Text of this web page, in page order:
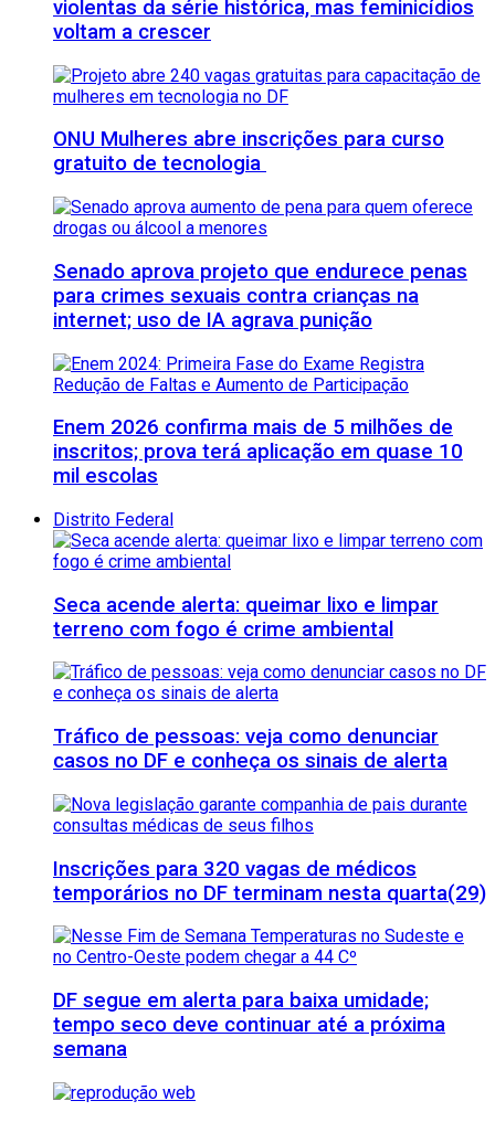
violentas da série histórica, mas feminicídios
voltam a crescer
ONU Mulheres abre inscrições para curso
gratuito de tecnologia
Senado aprova projeto que endurece penas
para crimes sexuais contra crianças na
internet; uso de IA agrava punição
Enem 2026 confirma mais de 5 milhões de
inscritos; prova terá aplicação em quase 10
mil escolas
Distrito Federal
Seca acende alerta: queimar lixo e limpar
terreno com fogo é crime ambiental
Tráfico de pessoas: veja como denunciar
casos no DF e conheça os sinais de alerta
Inscrições para 320 vagas de médicos
temporários no DF terminam nesta quarta(29)
DF segue em alerta para baixa umidade;
tempo seco deve continuar até a próxima
semana